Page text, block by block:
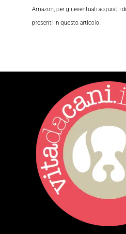
Amazon, per gli eventuali acquisti
presenti in questo articolo.